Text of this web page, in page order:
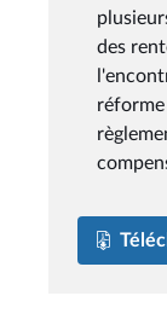
des